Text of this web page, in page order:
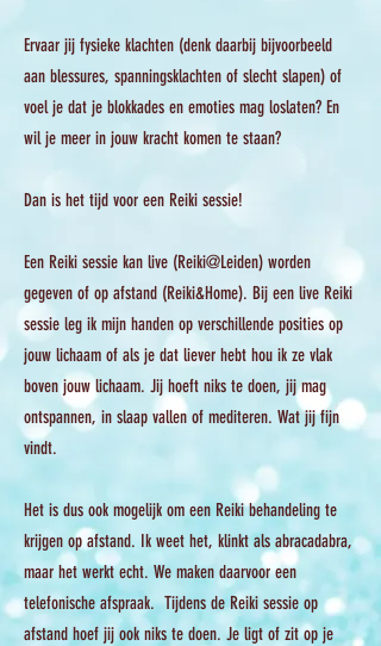
Ervaar jij fysieke klachten (denk daarbij bijvoorbeeld
aan blessures, spanningsklachten of slecht slapen) of
voel je dat je blokkades en emoties mag loslaten? En
wil je meer in jouw kracht komen te staan?
Dan is het tijd voor een Reiki sessie!
Een Reiki sessie kan live (Reiki@Leiden) worden
gegeven of op afstand (Reiki&Home). Bij een live Reiki
sessie leg ik mijn handen op verschillende posities op
jouw lichaam of als je dat liever hebt hou ik ze vlak
boven jouw lichaam. Jij hoeft niks te doen, jij mag
ontspannen, in slaap vallen of mediteren. Wat jij fijn
vindt.
Het is dus ook mogelijk om een Reiki behandeling te
krijgen op afstand. Ik weet het, klinkt als abracadabra,
maar het werkt echt. We maken daarvoor een
telefonische afspraak. Tijdens de Reiki sessie op
afstand hoef jij ook niks te doen. Je ligt of zit op je